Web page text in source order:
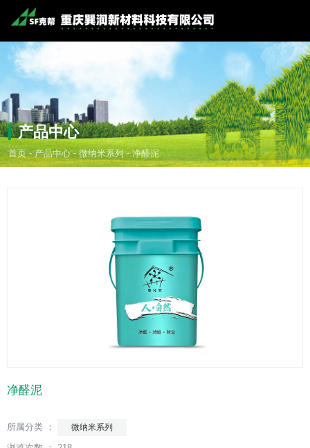
产品中心
首页-产品中心 -微纳米系列 -净醛泥
净醛泥
所属分类 ： 微纳米系列